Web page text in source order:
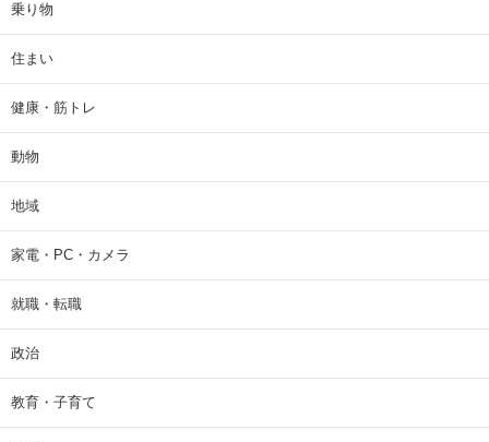
乗り物
住まい
健康・筋トレ
動物
地域
家電・PC・カメラ
就職・転職
政治
教育・子育て